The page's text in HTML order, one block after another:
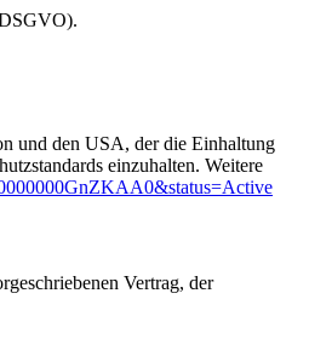
und den USA, der die Einhaltung
einzuhalten. Weitere
Vertrag, der